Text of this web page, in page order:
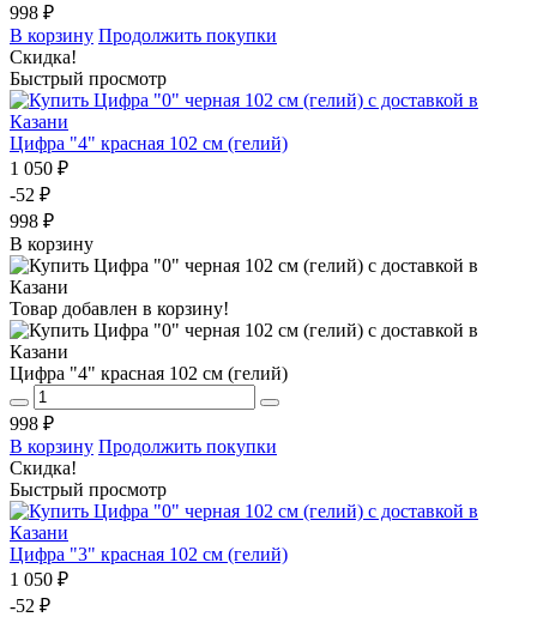
998 ₽
В корзину Продолжить покупки
Скидка!
Быстрый просмотр
Цифра "4" красная 102 см (гелий)
1 050 ₽
-52 ₽
998 ₽
В корзину
Товар добавлен в корзину!
Цифра "4" красная 102 см (гелий)
998 ₽
В корзину Продолжить покупки
Скидка!
Быстрый просмотр
Цифра "3" красная 102 см (гелий)
1 050 ₽
-52 ₽